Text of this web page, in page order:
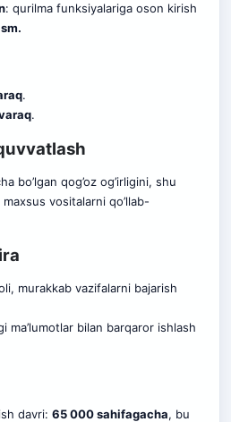
: qurilma funksiyalariga oson kirish
.
.
bo’lgan qog’oz og’irligini, shu
vositalarni qo’llab-
murakkab vazifalarni bajarish
ma’lumotlar bilan barqaror ishlash
davri: 65 000 sahifagacha, bu